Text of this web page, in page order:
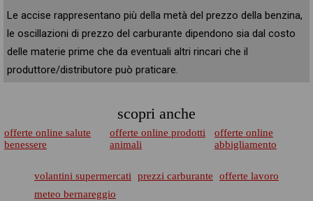
Le accise rappresentano più della metà del prezzo della benzina,
le oscillazioni di prezzo del carburante dipendono sia dal costo
delle materie prime che da eventuali altri rincari che il
produttore/distributore può praticare.
scopri anche
offerte online salute
benessere
offerte online prodotti
animali
offerte online
abbigliamento
volantini supermercati prezzi carburante
offerte lavoro
meteo bernareggio